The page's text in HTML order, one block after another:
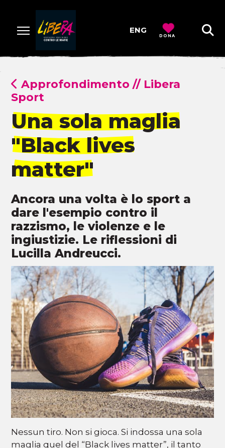
ENG
DONA
Approfondimento// Libera
Sport
Una sola maglia
"Black lives
matter"
Ancora una volta è lo sport a
dare l'esempio contro il
razzismo, le violenze e le
ingiustizie. Le riflessioni di
Lucilla Andreucci.
Nessun tiro. Non si gioca. Si indossa una sola
maglia quel del “Black lives matter”, il tanto